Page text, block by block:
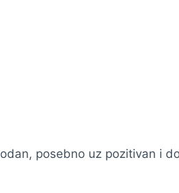
posebno uz pozitivan i